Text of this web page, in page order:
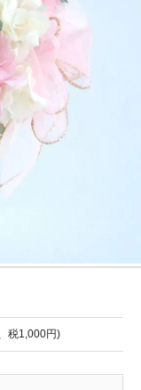
税1,000円)